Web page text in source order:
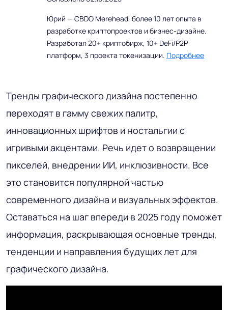
Юрий — CBDO Merehead, более 10 лет опыта в
разработке криптопроектов и бизнес-дизайне.
Разработал 20+ криптобирж, 10+ DeFi/P2P
платформ, 3 проекта токенизации. Подробнее
Тренды графического дизайна постепенно
переходят в гамму свежих палитр,
инновационных шрифтов и ностальгии с
игривыми акцентами. Речь идет о возвращении
пикселей, внедрении ИИ, инклюзивности. Все
это становится популярной частью
современного дизайна и визуальных эффектов.
Оставаться на шаг впереди в 2025 году поможет
информация, раскрывающая основные тренды,
тенденции и направления будущих лет для
графического дизайна.